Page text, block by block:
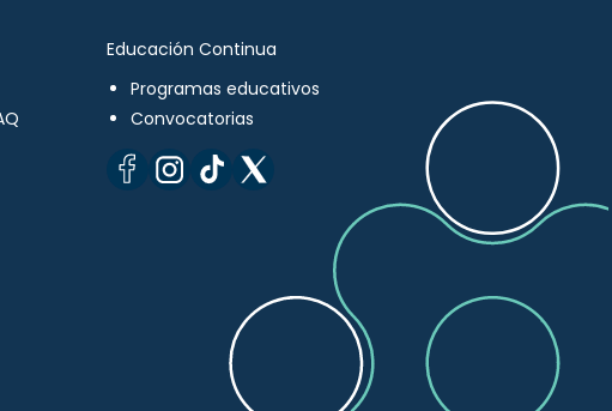
Educación Continua
Programas educativos
Convocatorias